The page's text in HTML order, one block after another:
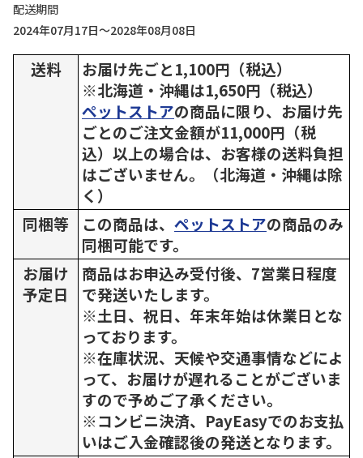
配送期間
2024年07月17日～2028年08月08日
送料
お届け先ごと1,100円（税込）
※北海道・沖縄は1,650円（税込）
ペットストアの商品に限り、お届け先
ごとのご注文金額が11,000円（税
込）以上の場合は、お客様の送料負担
はございません。（北海道・沖縄は除
く）
同梱等
この商品は、 ペットストアの商品のみ
同梱可能です。
お届け
予定日
商品はお申込み受付後、7営業日程度
で発送いたします。
※土日、祝日、年末年始は休業日とな
っております。
※在庫状況、天候や交通事情などによ
って、お届けが遅れることがございま
すので予めご了承ください。
※コンビニ決済、PayEasyでのお支払
いはご入金確認後の発送となります。